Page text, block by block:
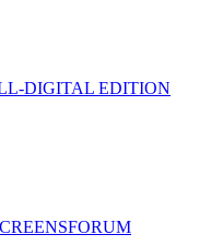
DIGITAL EDITION
FORUM